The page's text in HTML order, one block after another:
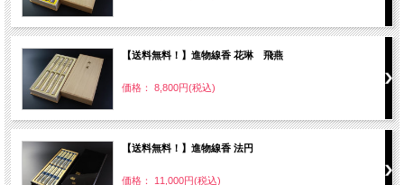
【送料無料！】進物線香 花琳 飛燕
価格： 8,800円(税込)
【送料無料！】進物線香 法円
価格： 11,000円(税込)